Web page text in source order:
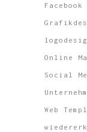
Online
Social
Web